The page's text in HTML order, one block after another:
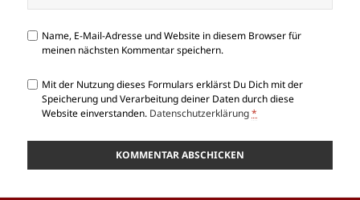
Name, E-Mail-Adresse und Website in diesem Browser für
meinen nächsten Kommentar speichern.
Mit der Nutzung dieses Formulars erklärst Du Dich mit der
Speicherung und Verarbeitung deiner Daten durch diese
Website einverstanden. Datenschutzerklärung *